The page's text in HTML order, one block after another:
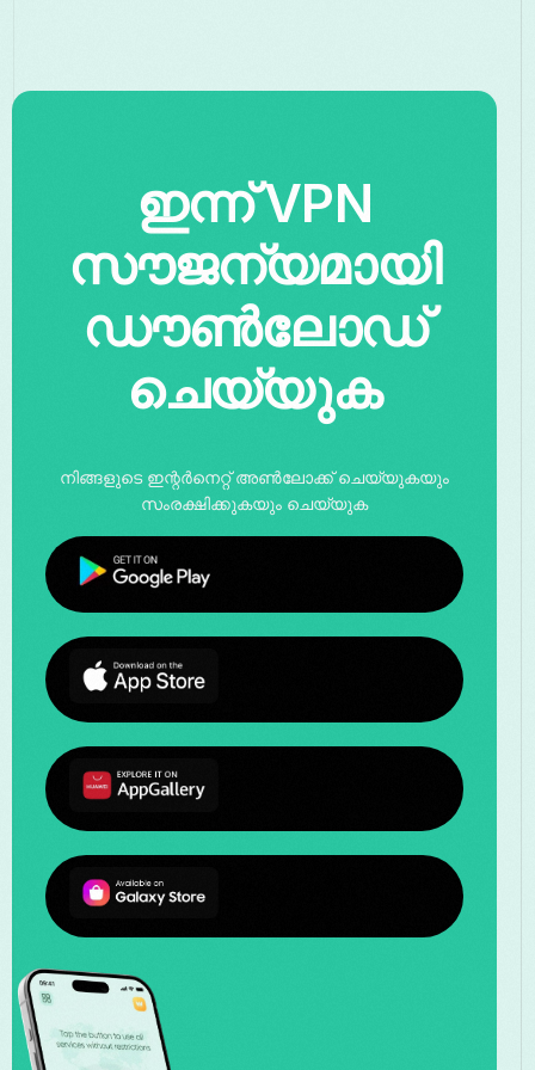
ഇന്ന് VPN
സൗജന്യമായി
ഡൗൺലോഡ്
ചെയ്യുക
നിങ്ങളുടെ ഇന്റർനെറ്റ് അൺലോക്ക് ചെയ്യുകയും
സംരക്ഷിക്കുകയും ചെയ്യുക